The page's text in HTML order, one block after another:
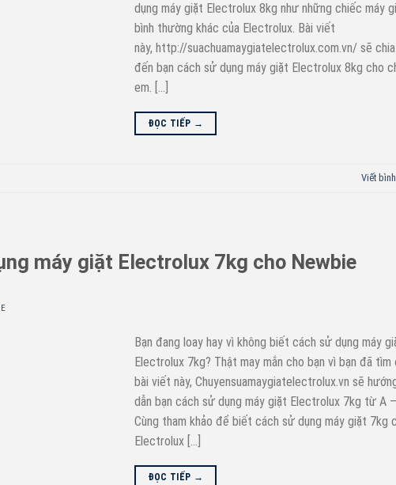
dụng máy giặt Electrolux 8kg như những chiếc máy
bình thường khác của Electrolux. Bài viết
này, http://suachuamaygiatelectrolux.com.vn/ sẽ
đến bạn cách sử dụng máy giặt Electrolux 8kg cho
em. […]
ĐỌC TIẾP →
Viết
máy giặt Electrolux 7kg cho Newbie
Bạn đang loay hay vì không biết cách sử dụng máy
Electrolux 7kg? Thật may mắn cho bạn vì bạn đã tìm
bài viết này, Chuyensuamaygiatelectrolux.vn sẽ
dẫn bạn cách sử dụng máy giặt Electrolux 7kg từ A
Cùng tham khảo để biết cách sử dụng máy giặt 7kg
Electrolux […]
ĐỌC TIẾP →